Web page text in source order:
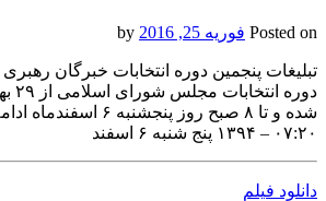
Posted on فوریه 25, 2016
شده و تا ۸ صبح روز پنجشنبه ۶ اسفندماه ادامه خواهد داشت.
۰۷:۲۰ – ۱۳۹۴ پنج شنبه ۶ اسفند
دانلود فیلم